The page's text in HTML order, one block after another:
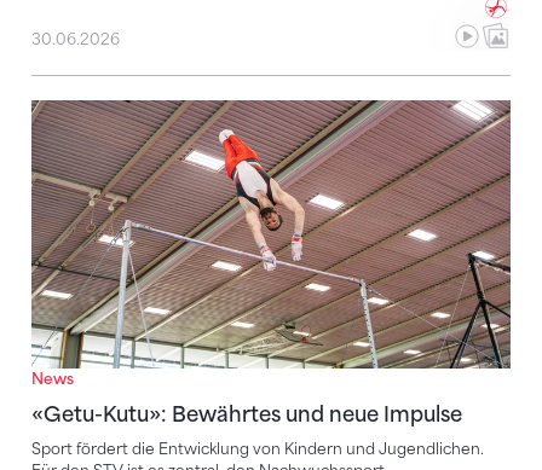
30.06.2026
News
«Getu-Kutu»: Bewährtes und neue Impulse
Sport fördert die Entwicklung von Kindern und Jugendlichen.
«Getu-Kutu»: Bewährtes und neue Impulse